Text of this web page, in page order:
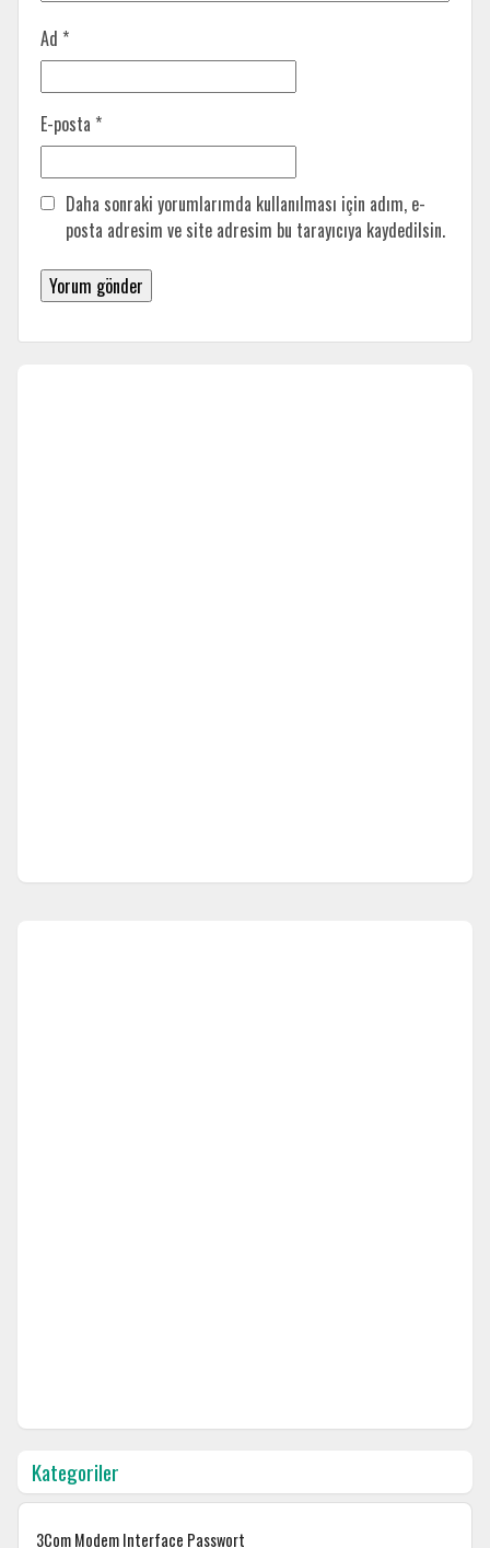
Ad *
E-posta *
Daha sonraki yorumlarımda kullanılması için adım, e-
posta adresim ve site adresim bu tarayıcıya kaydedilsin.
Kategoriler
3Com Modem Interface Passwort